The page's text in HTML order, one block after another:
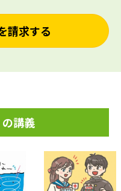
請求する
講義